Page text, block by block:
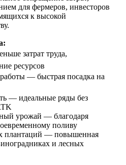
для фермеров, инвесторов
к высокой
затрат труда,
ресурсов
— быстрая посадка на
— идеальные ряды без
урожай — благодаря
поливу
плантаций — повышенная
и лесных